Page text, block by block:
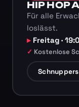
HIP HOP
Für alle
loslässt.
Freitag ·
Kostenlose